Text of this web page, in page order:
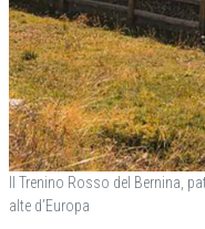
Il Trenino Rosso del Bernina,
alte d’Europa